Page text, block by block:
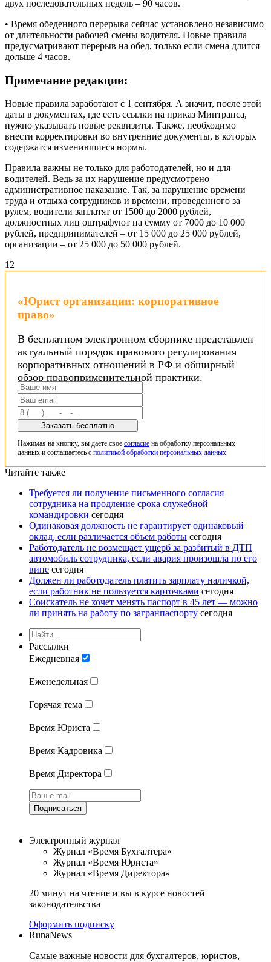
двух последовательных недель – 90 часов.
• Время обеденного перерыва сейчас установлено независимо
от длительности рабочей смены водителя. Новые правила
предусматривают перерыв на обед, только если смена длится
дольше 4 часов.
Примечание редакции:
Новые правила заработают с 1 сентября. А значит, после этой
даты в документах, где есть ссылки на приказ Минтранса,
нужно указывать новые реквизиты. Также, необходимо
внести корректировки во внутренние документы, в которых
содержатся изменившиеся нормы.
Правила важны не только для работодателей, но и для
водителей. Ведь за их нарушение предусмотрено
административное наказание. Так, за нарушение времени
труда и отдыха сотрудников и времени, проведенного за
рулем, водители заплатят от 1500 до 2000 рублей,
должностных лиц оштрафуют на сумму от 7000 до 10 000
рублей, предпринимателей – от 15 000 до 25 000 рублей,
организации – от 25 000 до 50 000 рублей.
1 2
«Юрист организации: корпоративное
право»
В бесплатном электронном сборнике представлен
актуальный порядок правового регулирования
корпоративных отношений в РФ и обширный
обзор правоприменительной практики.
Заказать бесплатно
Нажимая на кнопку, вы даете свое согласие на обработку персональных
данных и соглашаетесь с политикой обработки персональных данных
Читайте также
Требуется ли получение письменного согласия
сотрудника на продление срока служебной
командировки сегодня
Одинаковая должность не гарантирует одинаковый
оклад, если различается объем работы сегодня
Работодатель не возмещает ущерб за разбитый в ДТП
автомобиль сотрудника, если авария произошла по его
вине сегодня
Должен ли работодатель платить зарплату наличкой,
если работник не пользуется карточками сегодня
Соискатель не хочет менять паспорт в 45 лет — можно
ли принять на работу по загранпаспорту сегодня
Рассылки
Ежедневная
Еженедельная
Горячая тема
Время Юриста
Время Кадровика
Время Директора
Подписаться
Электронный журнал
Журнал «Время Бухгалтера»
Журнал «Время Юриста»
Журнал «Время Директора»
20 минут на чтение и вы в курсе новостей
законодательства
Оформить подписку
RunaNews
Самые важные новости для бухгалтеров, юристов,